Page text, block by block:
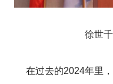
徐世
在过去的2024年里，